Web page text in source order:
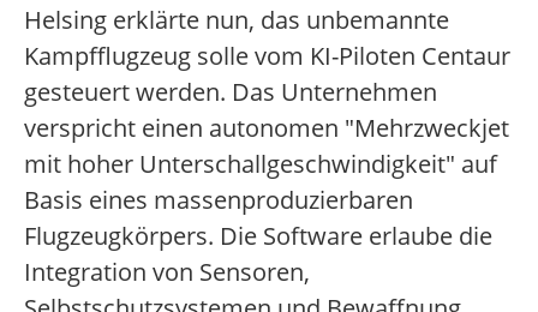
Helsing erklärte nun, das unbemannte
Kampfflugzeug solle vom KI-Piloten Centaur
gesteuert werden. Das Unternehmen
verspricht einen autonomen "Mehrzweckjet
mit hoher Unterschallgeschwindigkeit" auf
Basis eines massenproduzierbaren
Flugzeugkörpers. Die Software erlaube die
Integration von Sensoren,